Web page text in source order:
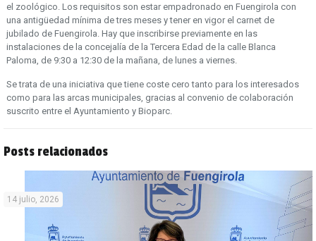
el zoológico. Los requisitos son estar empadronado en Fuengirola con
una antigüedad mínima de tres meses y tener en vigor el carnet de
jubilado de Fuengirola. Hay que inscribirse previamente en las
instalaciones de la concejalía de la Tercera Edad de la calle Blanca
Paloma, de 9:30 a 12:30 de la mañana, de lunes a viernes.
Se trata de una iniciativa que tiene coste cero tanto para los interesados
como para las arcas municipales, gracias al convenio de colaboración
suscrito entre el Ayuntamiento y Bioparc.
Posts relacionados
14 julio, 2026